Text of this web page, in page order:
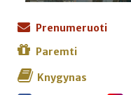
Prenumeruoti
Paremti
Knygynas